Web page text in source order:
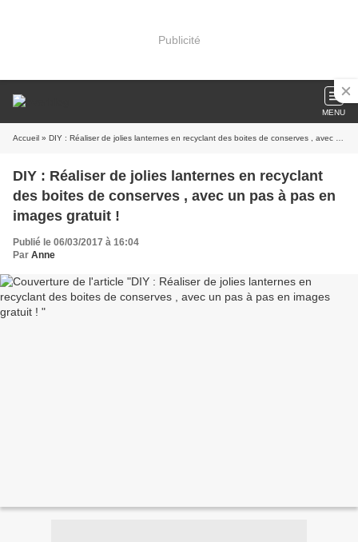
Publicité
MENU
Accueil » DIY : Réaliser de jolies lanternes en recyclant des boites de conserves , avec un pas à pas en images gratuit !
DIY : Réaliser de jolies lanternes en recyclant
des boites de conserves , avec un pas à pas en
images gratuit !
Publié le 06/03/2017 à 16:04
Par Anne